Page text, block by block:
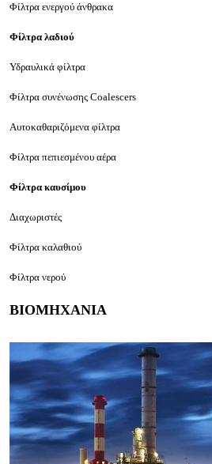
Φίλτρα ενεργού άνθρακα
Φίλτρα λαδιού
Υδραυλικά φίλτρα
Φίλτρα συνένωσης Coalescers
Αυτοκαθαριζόμενα φίλτρα
Φίλτρα πεπιεσμένου αέρα
Φίλτρα καυσίμου
Διαχωριστές
Φίλτρα καλαθιού
Φίλτρα νερού
ΒΙΟΜΗΧΑΝΙΑ